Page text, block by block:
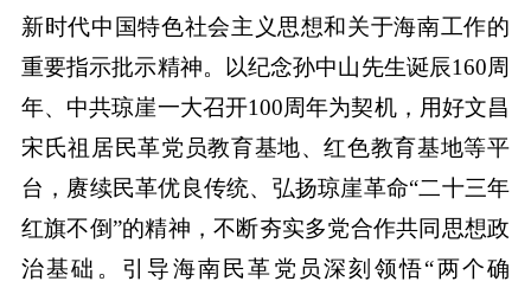
新时代中国特色社会主义思想和关于海南工作的
重要指示批示精神。以纪念孙中山先生诞辰160周
年、中共琼崖一大召开100周年为契机，用好文昌
宋氏祖居民革党员教育基地、红色教育基地等平
台，赓续民革优良传统、弘扬琼崖革命“二十三年
红旗不倒”的精神，不断夯实多党合作共同思想政
治基础。引导海南民革党员深刻领悟“两个确